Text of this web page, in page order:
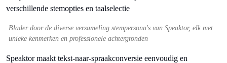
Blader door de diverse verzameling stempersona's van Speaktor, elk met
unieke kenmerken en professionele achtergronden
Speaktor maakt tekst-naar-spraakconversie eenvoudig en